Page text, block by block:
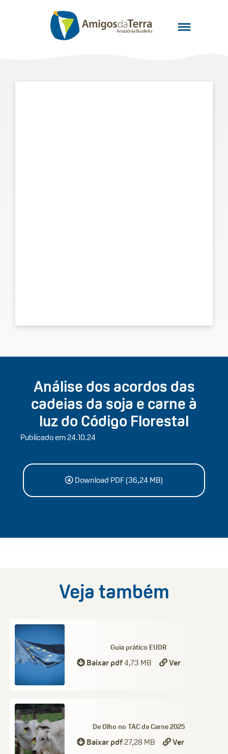
Análise dos acordos das
cadeias da soja e carne à
luz do Código Florestal
Publicado em 24.10.24
Download PDF (36,24 MB)
Veja também
Guia prático EUDR
Baixar pdf4,73 MB Ver
De Olho no TAC da Carne 2025
Baixar pdf27,28 MB Ver